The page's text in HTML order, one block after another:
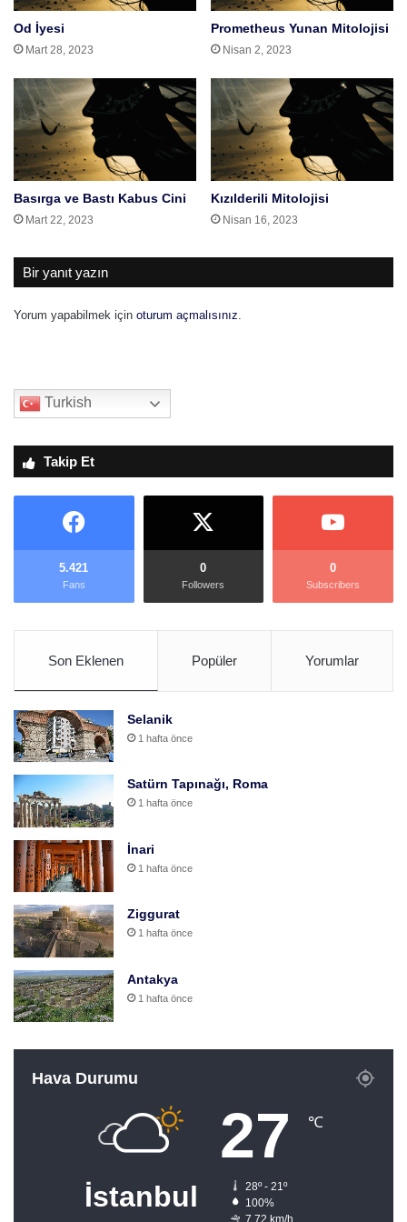
Od İyesi
Mart 28, 2023
Prometheus Yunan Mitolojisi
Nisan 2, 2023
Basırga ve Bastı Kabus Cini
Mart 22, 2023
Kızılderili Mitolojisi
Nisan 16, 2023
Bir yanıt yazın
Yorum yapabilmek için oturum açmalısınız
Turkish
Takip Et
5.421
Fans
0
Followers
0
Subscribers
Son Eklenen Popüler Yorumlar
Selanik
1 hafta önce
Satürn Tapınağı, Roma
1 hafta önce
İnari
1 hafta önce
Ziggurat
1 hafta önce
Antakya
1 hafta önce
Hava Durumu
İstanbul
27 ℃
28º - 21º
100%
7.72 km/h